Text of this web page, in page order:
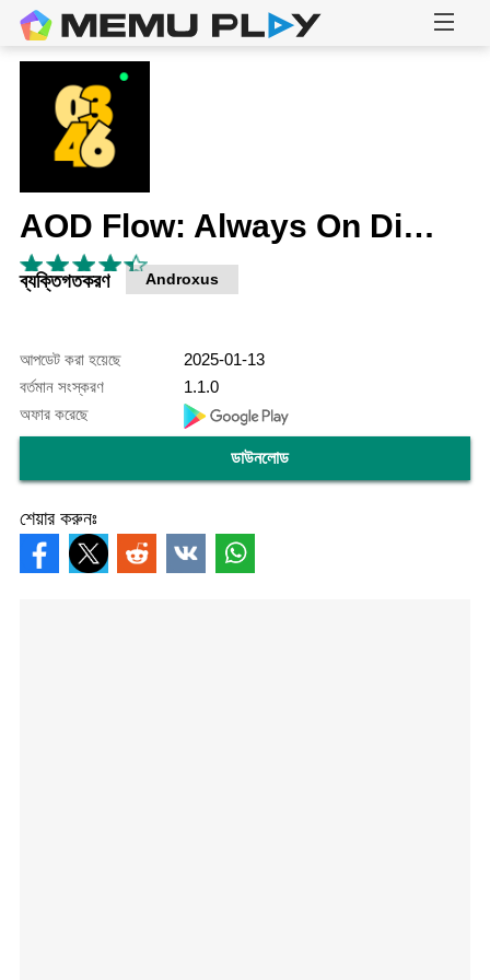
AOD Flow: Always On Display
ব্যক্তিগতকরণ Androxus
আপডেট করা হয়েছে
2025-01-13
বর্তমান সংস্করণ
1.1.0
অফার করেছে
ডাউনলোড
শেয়ার করুনঃ